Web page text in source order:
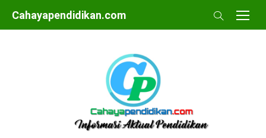
Skip
to
Cahayapendidikan.com